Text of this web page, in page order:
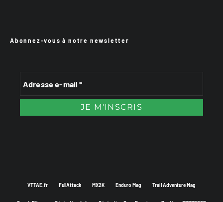
Abonnez-vous à notre newsletter
VTTAE.fr FullAttack MX2K Enduro Mag Trail Adventure Mag